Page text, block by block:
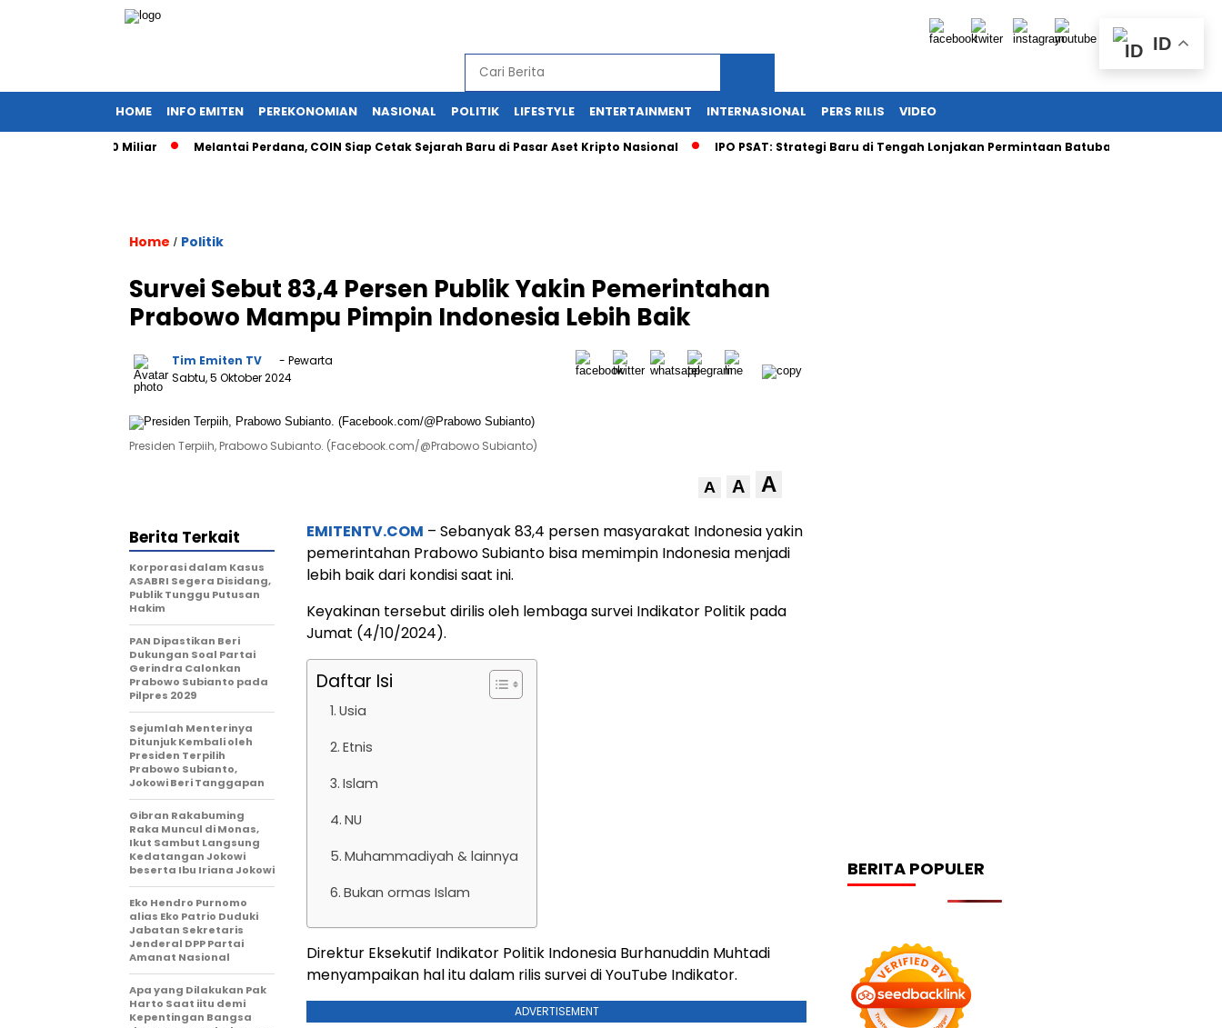
HOME INFO EMITEN PEREKONOMIAN NASIONAL POLITIK LIFESTYLE ENTERTAINMENT INTERNASIONAL PERS RILIS VIDEO
Rp400 Miliar Melantai Perdana, COIN Siap Cetak Sejarah Baru di Pasar Aset Kripto Nasional IPO PSAT: Strategi Baru di Tengah Lonjakan Permintaan Batubara Nasional
Home / Politik
Survei Sebut 83,4 Persen Publik Yakin Pemerintahan
Prabowo Mampu Pimpin Indonesia Lebih Baik
Tim Emiten TV
- Pewarta
Sabtu, 5 Oktober 2024
Presiden Terpiih, Prabowo Subianto. (Facebook.com/@Prabowo Subianto)
A A A
EMITENTV.COM – Sebanyak 83,4 persen masyarakat Indonesia yakin
pemerintahan Prabowo Subianto bisa memimpin Indonesia menjadi
lebih baik dari kondisi saat ini.
Keyakinan tersebut dirilis oleh lembaga survei Indikator Politik pada
Jumat (4/10/2024).
Daftar Isi
Usia
Etnis
Islam
NU
Muhammadiyah & lainnya
Bukan ormas Islam
Direktur Eksekutif Indikator Politik Indonesia Burhanuddin Muhtadi
menyampaikan hal itu dalam rilis survei di YouTube Indikator.
ADVERTISEMENT
Berita Terkait
Korporasi dalam Kasus
ASABRI Segera Disidang,
Publik Tunggu Putusan
Hakim
PAN Dipastikan Beri
Dukungan Soal Partai
Gerindra Calonkan
Prabowo Subianto pada
Pilpres 2029
Sejumlah Menterinya
Ditunjuk Kembali oleh
Presiden Terpilih
Prabowo Subianto,
Jokowi Beri Tanggapan
Gibran Rakabuming
Raka Muncul di Monas,
Ikut Sambut Langsung
Kedatangan Jokowi
beserta Ibu Iriana Jokowi
Eko Hendro Purnomo
alias Eko Patrio Duduki
Jabatan Sekretaris
Jenderal DPP Partai
Amanat Nasional
Apa yang Dilakukan Pak
Harto Saat iitu demi
Kepentingan Bangsa
BERITA POPULER
ID